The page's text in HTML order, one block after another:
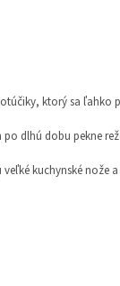
ktorý sa ľahko
dlhú dobu pekne
kuchynské nože a